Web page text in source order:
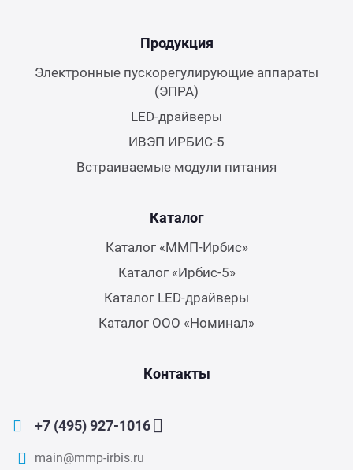
Продукция
Электронные пускорегулирующие аппараты
(ЭПРА)
LED-драйверы
ИВЭП ИРБИС-5
Встраиваемые модули питания
Каталог
Каталог «ММП-Ирбис»
Каталог «Ирбис-5»
Каталог LED-драйверы
Каталог ООО «Номинал»
Контакты
+7 (495) 927-1016
main@mmp-irbis.ru